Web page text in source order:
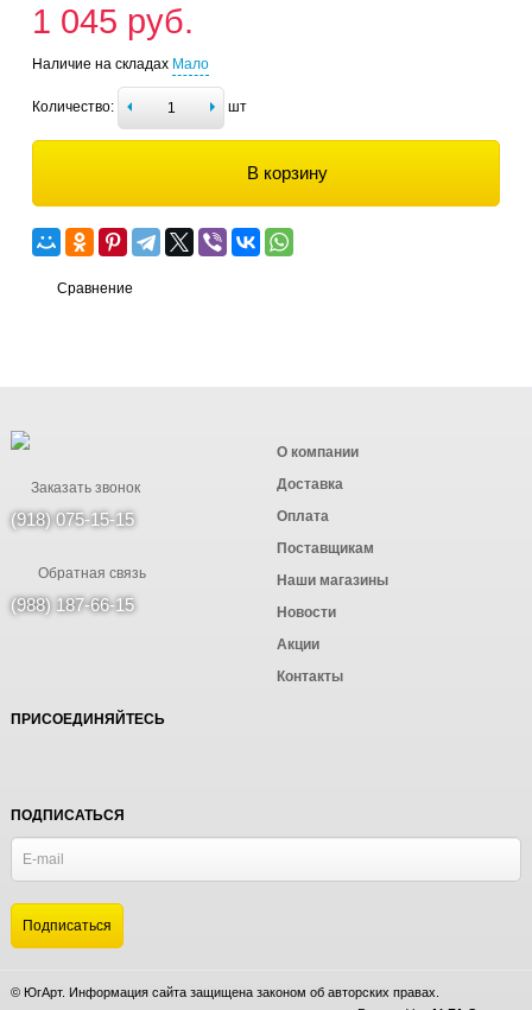
1 045 руб.
Наличие на складах Мало
Количество: шт
В корзину
Сравнение
Заказать звонок
(918) 075-15-15
Обратная связь
(988) 187-66-15
О компании
Доставка
Оплата
Поставщикам
Наши магазины
Новости
Акции
Контакты
ПРИСОЕДИНЯЙТЕСЬ
ПОДПИСАТЬСЯ
© ЮгАрт. Информация сайта защищена законом об авторских правах.